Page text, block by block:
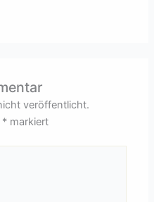
veröffentlicht.
* markiert